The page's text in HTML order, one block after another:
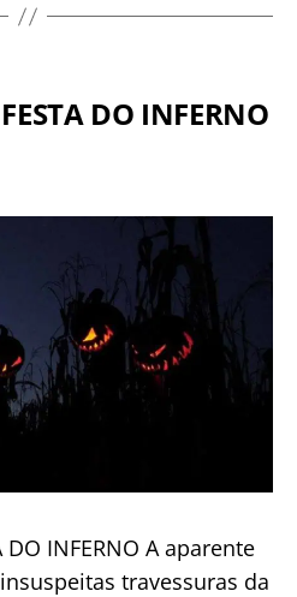
DO INFERNO
DO INFERNO A aparente
travessuras da